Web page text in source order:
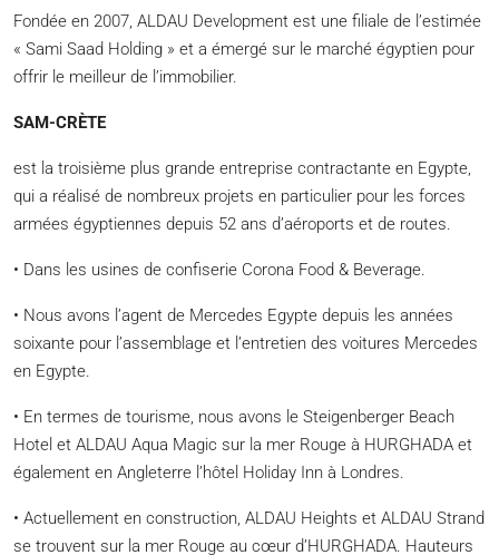
Fondée en 2007, ALDAU Development est une filiale de l’estimée
« Sami Saad Holding » et a émergé sur le marché égyptien pour
offrir le meilleur de l’immobilier.
SAM-CRÈTE
est la troisième plus grande entreprise contractante en Egypte,
qui a réalisé de nombreux projets en particulier pour les forces
armées égyptiennes depuis 52 ans d’aéroports et de routes.
• Dans les usines de confiserie Corona Food & Beverage.
• Nous avons l’agent de Mercedes Egypte depuis les années
soixante pour l’assemblage et l’entretien des voitures Mercedes
en Egypte.
• En termes de tourisme, nous avons le Steigenberger Beach
Hotel et ALDAU Aqua Magic sur la mer Rouge à HURGHADA et
également en Angleterre l’hôtel Holiday Inn à Londres.
• Actuellement en construction, ALDAU Heights et ALDAU Strand
se trouvent sur la mer Rouge au cœur d’HURGHADA. Hauteurs